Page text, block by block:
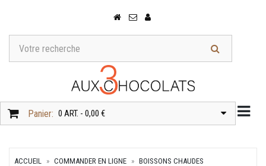
Panier: 0 ART. - 0,00 €
ACCUEIL COMMANDER EN LIGNE BOISSONS CHAUDES